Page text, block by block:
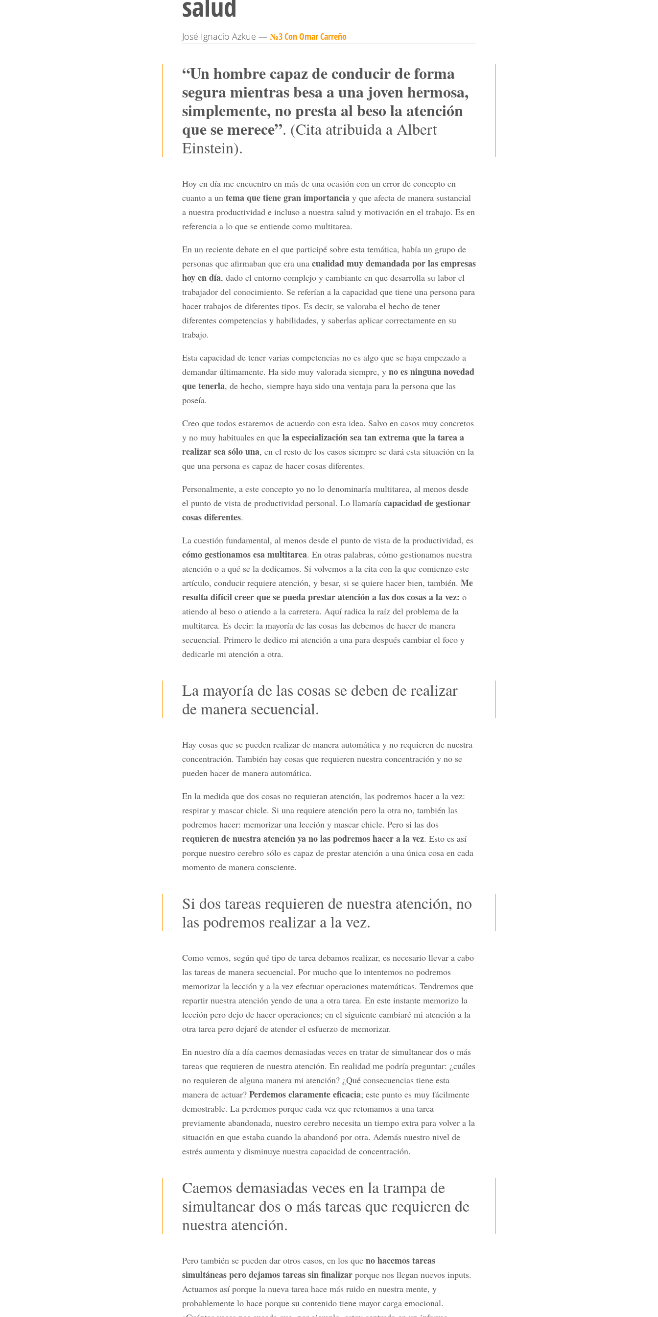
José Ignacio Azkue — №3 Con Omar Carreño
“Un hombre capaz de conducir de forma
segura mientras besa a una joven hermosa,
simplemente, no presta al beso la atención
que se merece”. (Cita atribuida a Albert
Einstein).
Hoy en día me encuentro en más de una ocasión con un error de concepto en
cuanto a un tema que tiene gran importancia y que afecta de manera sustancial
a nuestra productividad e incluso a nuestra salud y motivación en el trabajo. Es en
referencia a lo que se entiende como multitarea.
En un reciente debate en el que participé sobre esta temática, había un grupo de
personas que afirmaban que era una cualidad muy demandada por las empresas
hoy en día, dado el entorno complejo y cambiante en que desarrolla su labor el
trabajador del conocimiento. Se referían a la capacidad que tiene una persona para
hacer trabajos de diferentes tipos. Es decir, se valoraba el hecho de tener
diferentes competencias y habilidades, y saberlas aplicar correctamente en su
trabajo.
Esta capacidad de tener varias competencias no es algo que se haya empezado a
demandar últimamente. Ha sido muy valorada siempre, y no es ninguna novedad
que tenerla, de hecho, siempre haya sido una ventaja para la persona que las
poseía.
Creo que todos estaremos de acuerdo con esta idea. Salvo en casos muy concretos
y no muy habituales en que la especialización sea tan extrema que la tarea a
realizar sea sólo una, en el resto de los casos siempre se dará esta situación en la
que una persona es capaz de hacer cosas diferentes.
Personalmente, a este concepto yo no lo denominaría multitarea, al menos desde
el punto de vista de productividad personal. Lo llamaría capacidad de gestionar
cosas diferentes.
La cuestión fundamental, al menos desde el punto de vista de la productividad, es
cómo gestionamos esa multitarea. En otras palabras, cómo gestionamos nuestra
atención o a qué se la dedicamos. Si volvemos a la cita con la que comienzo este
artículo, conducir requiere atención, y besar, si se quiere hacer bien, también. Me
resulta difícil creer que se pueda prestar atención a las dos cosas a la vez: o
atiendo al beso o atiendo a la carretera. Aquí radica la raíz del problema de la
multitarea. Es decir: la mayoría de las cosas las debemos de hacer de manera
secuencial. Primero le dedico mi atención a una para después cambiar el foco y
dedicarle mi atención a otra.
La mayoría de las cosas se deben de realizar
de manera secuencial.
Hay cosas que se pueden realizar de manera automática y no requieren de nuestra
concentración. También hay cosas que requieren nuestra concentración y no se
pueden hacer de manera automática.
En la medida que dos cosas no requieran atención, las podremos hacer a la vez:
respirar y mascar chicle. Si una requiere atención pero la otra no, también las
podremos hacer: memorizar una lección y mascar chicle. Pero si las dos
requieren de nuestra atención ya no las podremos hacer a la vez. Esto es así
porque nuestro cerebro sólo es capaz de prestar atención a una única cosa en cada
momento de manera consciente.
Si dos tareas requieren de nuestra atención, no
las podremos realizar a la vez.
Como vemos, según qué tipo de tarea debamos realizar, es necesario llevar a cabo
las tareas de manera secuencial. Por mucho que lo intentemos no podremos
memorizar la lección y a la vez efectuar operaciones matemáticas. Tendremos que
repartir nuestra atención yendo de una a otra tarea. En este instante memorizo la
lección pero dejo de hacer operaciones; en el siguiente cambiaré mi atención a la
otra tarea pero dejaré de atender el esfuerzo de memorizar.
En nuestro día a día caemos demasiadas veces en tratar de simultanear dos o más
tareas que requieren de nuestra atención. En realidad me podría preguntar: ¿cuáles
no requieren de alguna manera mi atención? ¿Qué consecuencias tiene esta
manera de actuar? Perdemos claramente eficacia; este punto es muy fácilmente
demostrable. La perdemos porque cada vez que retomamos a una tarea
previamente abandonada, nuestro cerebro necesita un tiempo extra para volver a la
situación en que estaba cuando la abandonó por otra. Además nuestro nivel de
estrés aumenta y disminuye nuestra capacidad de concentración.
Caemos demasiadas veces en la trampa de
simultanear dos o más tareas que requieren de
nuestra atención.
Pero también se pueden dar otros casos, en los que no hacemos tareas
simultáneas pero dejamos tareas sin finalizar porque nos llegan nuevos inputs.
Actuamos así porque la nueva tarea hace más ruido en nuestra mente, y
probablemente lo hace porque su contenido tiene mayor carga emocional.